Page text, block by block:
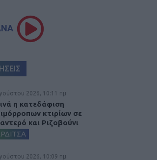
2026, 10:11 πμ
η κατεδάφιση
κτιρίων σε
και Ριζοβούνι
2026, 10:09 πμ